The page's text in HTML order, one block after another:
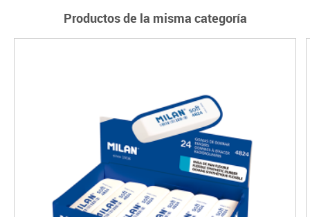
Productos de la misma categoría